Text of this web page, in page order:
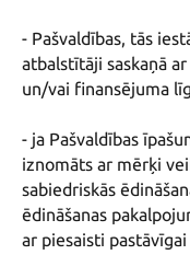
- Pašvaldības, tās
atbalstītāji saskaņā
un/vai finansējuma
- ja Pašvaldības
iznomāts ar mērķi
sabiedriskās
ēdināšanas
ar piesaisti